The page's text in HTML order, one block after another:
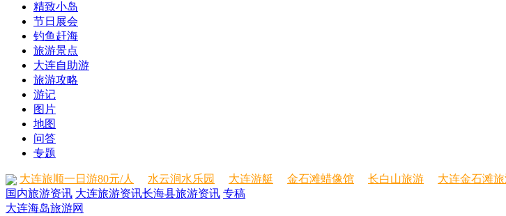
精致小岛
节日展会
钓鱼赶海
旅游景点
大连自助游
旅游攻略
游记
图片
地图
问答
专题
大连旅顺一日游80元/人 水云涧水乐园 大连游艇 金石滩蜡像馆 长白山旅游 大连金石滩
国内旅游资讯 大连旅游资讯长海县旅游资讯 专稿
大连海岛旅游网